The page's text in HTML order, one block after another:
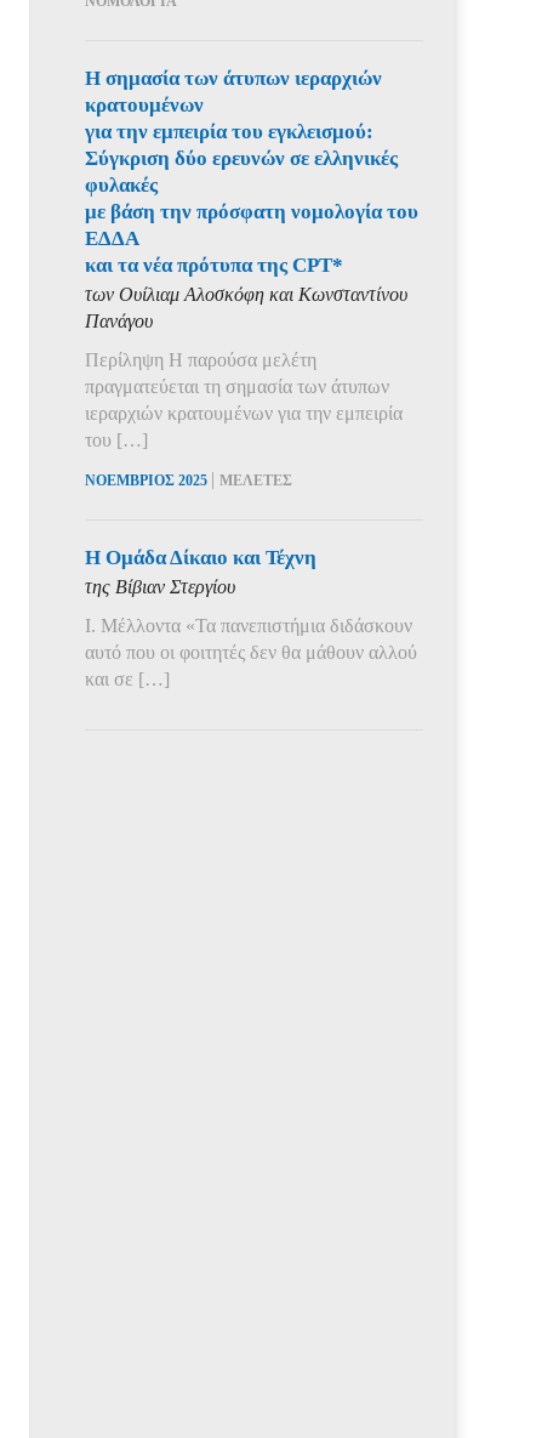
Η σημασία των άτυπων ιεραρχιών
κρατουμένων
για την εμπειρία του εγκλεισμού:
Σύγκριση δύο ερευνών σε ελληνικές
φυλακές
με βάση την πρόσφατη νομολογία του
ΕΔΔΑ
και τα νέα πρότυπα της CPT*
των Ουίλιαμ Αλοσκόφη και Κωνσταντίνου
Πανάγου
Περίληψη Η παρούσα μελέτη
πραγματεύεται τη σημασία των άτυπων
ιεραρχιών κρατουμένων για την εμπειρία
του […]
ΝΟΕΜΒΡΙΟΣ 2025 | ΜΕΛΕΤΕΣ
Η Ομάδα Δίκαιο και Τέχνη
της Βίβιαν Στεργίου
Ι. Μέλλοντα «Τα πανεπιστήμια διδάσκουν
αυτό που οι φοιτητές δεν θα μάθουν αλλού
και σε […]